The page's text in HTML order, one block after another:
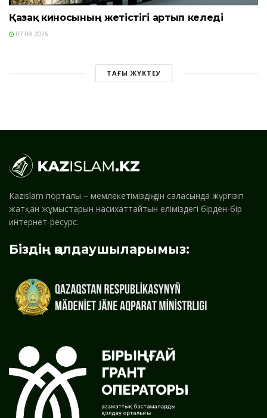
Қазақ киносының жетістігі артып келеді
07.08.2026
ТАҒЫ ЖҮКТЕУ
Kazislam порталы – мемлекетіміздің дін саласында жүргізіп
жатқан жұмыстарын насихаттайтын еліміздегі бірден-бір
интернет-ресурс.
Біздің қолдаушыларымыз: